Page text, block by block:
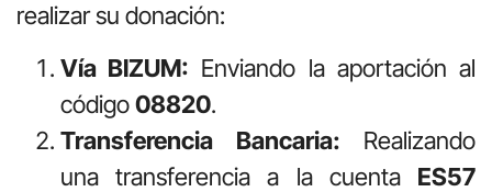
realizar su donación:
Vía BIZUM: Enviando la aportación al
código08820.
Transferencia Bancaria: Realizando
una transferencia a la cuenta ES57